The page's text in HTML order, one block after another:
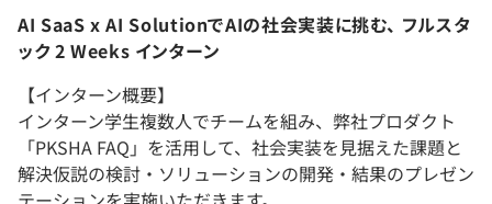
AI SaaS x AI SolutionでAIの社会実装に挑む、 フルスタ
ック 2 Weeks インターン
【インターン概要】
インターン学生複数人でチームを組み、弊社プロダクト
「PKSHA FAQ」を活用して、社会実装を見据えた課題と
解決仮説の検討・ソリューションの開発・結果のプレゼン